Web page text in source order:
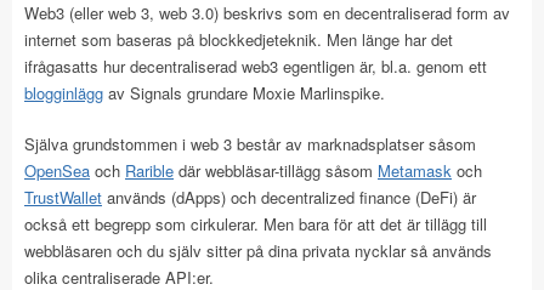
Web3 (eller web 3, web 3.0) beskrivs som en decentraliserad form av
internet som baseras på blockkedjeteknik. Men länge har det
ifrågasatts hur decentraliserad web3 egentligen är, bl.a. genom ett
blogginlägg av Signals grundare Moxie Marlinspike.
Själva grundstommen i web 3 består av marknadsplatser såsom
OpenSea och Rarible där webbläsar-tillägg såsom Metamask och
TrustWallet används (dApps) och decentralized finance (DeFi) är
också ett begrepp som cirkulerar. Men bara för att det är tillägg till
webbläsaren och du själv sitter på dina privata nycklar så används
olika centraliserade API:er.